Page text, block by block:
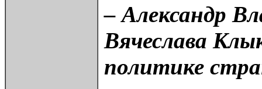
– Александр
Вячеслава
политике